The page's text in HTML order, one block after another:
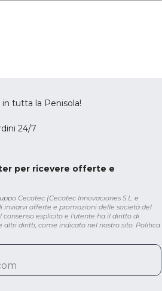
tutta la Penisola!
24/7
per ricevere offerte e
Cecotec (Cecotec Innovaciones S.L. e
inviarvi offerte e promozioni delle società del
esplicito e l'utente ha il diritto di
altri diritti, come indicato nel nostro sito. Politica